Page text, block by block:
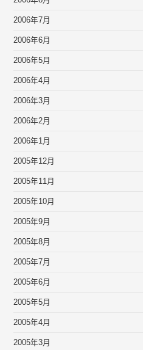
2006年7月
2006年6月
2006年5月
2006年4月
2006年3月
2006年2月
2006年1月
2005年12月
2005年11月
2005年10月
2005年9月
2005年8月
2005年7月
2005年6月
2005年5月
2005年4月
2005年3月